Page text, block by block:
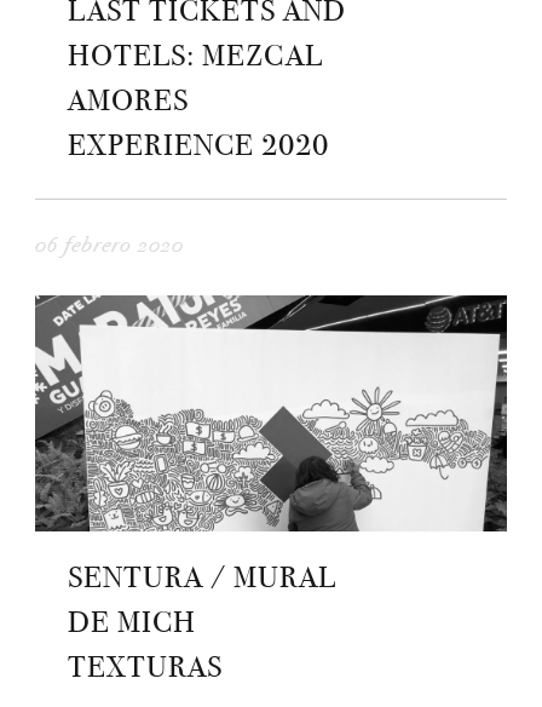
LAST TICKETS AND
HOTELS: MEZCAL
AMORES
EXPERIENCE 2020
06 febrero 2020
SENTURA / MURAL
DE MICH
TEXTURAS